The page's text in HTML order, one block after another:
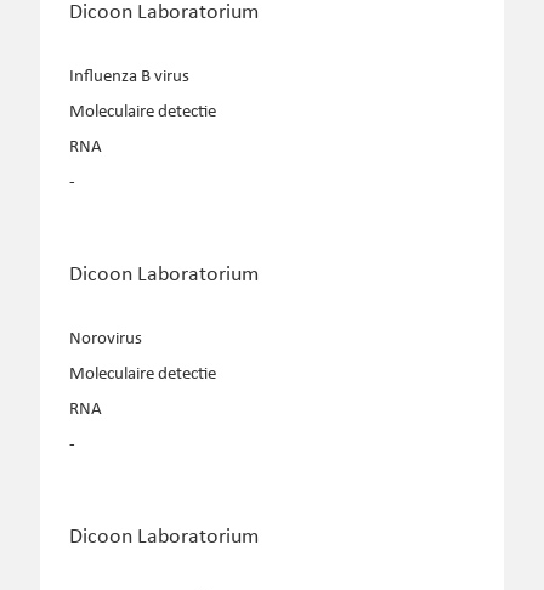
Dicoon Laboratorium
Influenza B virus
Moleculaire detectie
RNA
-
Dicoon Laboratorium
Norovirus
Moleculaire detectie
RNA
-
Dicoon Laboratorium